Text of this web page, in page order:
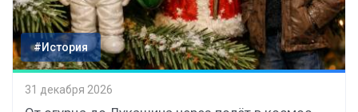
#История
31 декабря 2026